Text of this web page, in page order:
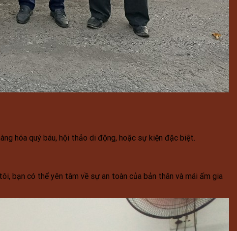
hóa quý báu, hội thảo di động, hoặc sự kiện đặc biệt.
bạn có thể yên tâm về sự an toàn của bản thân và mái ấm gia